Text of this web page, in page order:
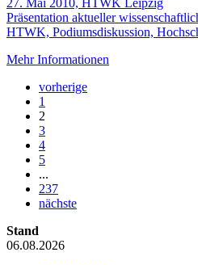
27. Mai 2010, HTWK Leipzig
Präsentation aktueller
HTWK, Podiumsdiskussion,
Mehr Informationen
vorherige
1
2
3
4
5
...
237
nächste
Stand
06.08.2026